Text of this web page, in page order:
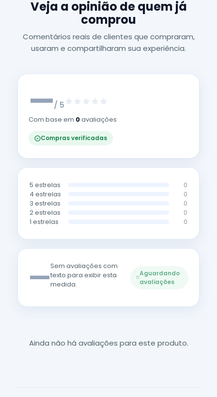
Veja a opinião de quem já
comprou
Comentários reais de clientes que compraram,
usaram e compartilharam sua experiência.
—/ 5
Com base em 0avaliações
Compras verificadas
5 estrelas 0
4 estrelas 0
3 estrelas 0
2 estrelas 0
1 estrelas 0
—Sem avaliações com
texto para exibir esta
medida.
Aguardando
avaliações
Ainda não há avaliações para este produto.